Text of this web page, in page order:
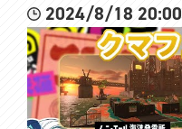
2024/8/18 20:00